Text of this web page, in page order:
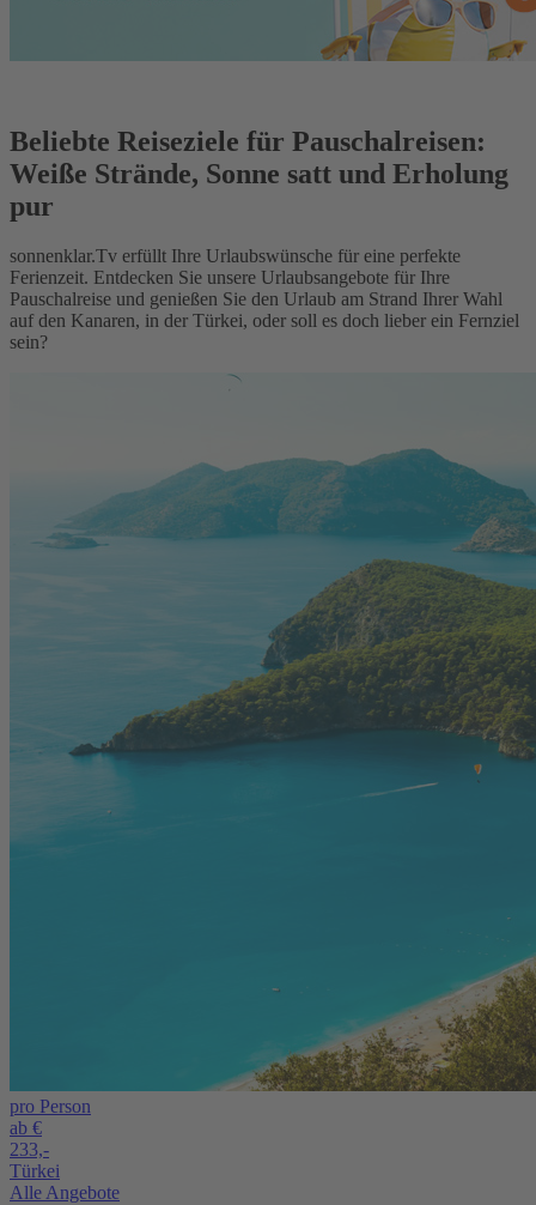
Beliebte Reiseziele für Pauschalreisen:
Weiße Strände, Sonne satt und Erholung
pur
sonnenklar.Tv erfüllt Ihre Urlaubswünsche für eine perfekte
Ferienzeit. Entdecken Sie unsere Urlaubsangebote für Ihre
Pauschalreise und genießen Sie den Urlaub am Strand Ihrer Wahl
auf den Kanaren, in der Türkei, oder soll es doch lieber ein Fernziel
sein?
pro Person
ab €
233,-
Türkei
Alle Angebote